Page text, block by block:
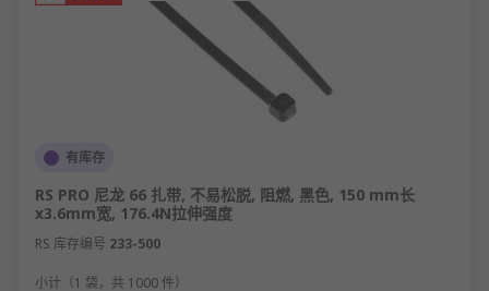
有库存
RS PRO 尼龙 66 扎带, 不易松脱, 阻燃, 黑色, 150 mm长
x3.6mm宽, 176.4N拉伸强度
RS 库存编号 233-500
小计（1 袋，共 1000 件）